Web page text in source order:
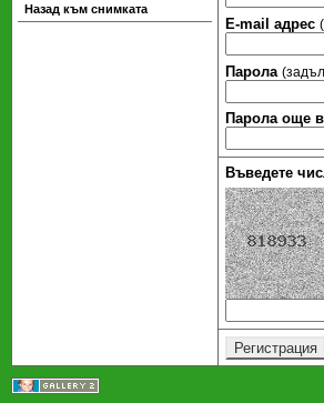
Назад към снимката
Е-mail адрес
Парола
Парола още
Въведете